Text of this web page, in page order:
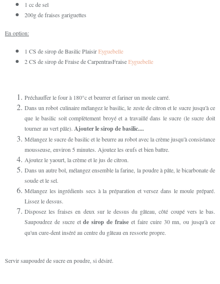
1 cc de sel
200g de fraises gariguettes
En option:
1 CS de sirop de Basilic PlaisirEyguebelle
2 CS de sirop de Fraise de CarpentrasFraiseEyguebelle
Préchauffer le four à 180°c et beurrer et fariner un moule carré.
Dans un robot culinaire mélangez le basilic, le zeste de citron et le sucre jusqu'à ce
que le basilic soit complètement broyé et a travaillé dans le sucre (le sucre doit
tourner au vert pâle). Ajouter le sirop de basilic....
Mélangez le sucre de basilic et le beurre au robot avec la crème jusqu'à consistance
mousseuse, environ 5 minutes. Ajoutez les œufs et bien battre.
Ajoutez le yaourt, la crème et le jus de citron.
Dans un autre bol, mélangez ensemble la farine, la poudre à pâte, le bicarbonate de
soude et le sel.
Mélangez les ingrédients secs à la préparation et versez dans le moule préparé.
Lissez le dessus.
Disposez les fraises en deux sur le dessus du gâteau, côté coupé vers le bas.
Saupoudrez de sucre etde sirop de fraise et faire cuire 30 mn, ou jusqu'à ce
qu'un cure-dent inséré au centre du gâteau en ressorte propre.
Servir saupoudré de sucre en poudre, si désiré.